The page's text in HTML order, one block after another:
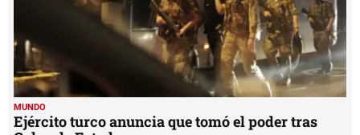
MUNDO
Ejército turco anuncia que tomó el poder tras